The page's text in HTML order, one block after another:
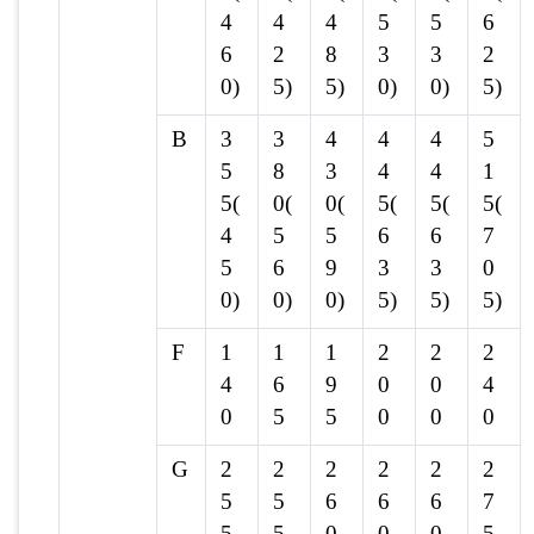
4
6
0)
4
2
5)
4
8
5)
5
3
0)
5
3
0)
6
2
5)
B
3
5
5(
4
5
0)
3
8
0(
5
6
0)
4
3
0(
5
9
0)
4
4
5(
6
3
5)
4
4
5(
6
3
5)
5
1
5(
7
0
5)
F
1
4
0
1
6
5
1
9
5
2
0
0
2
0
0
2
4
0
G
2
5
2
5
2
6
2
6
2
6
2
7